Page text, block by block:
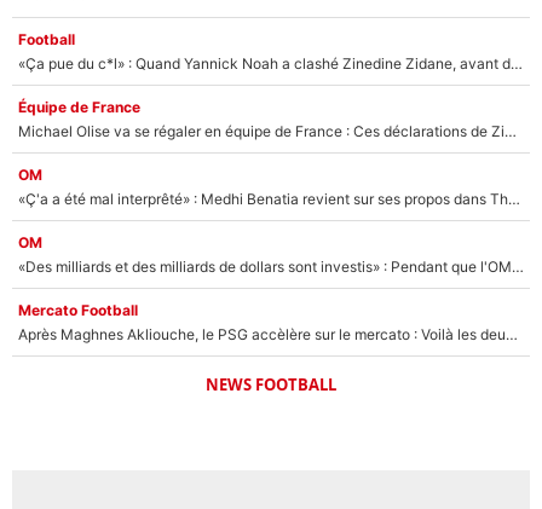
Football
«Ça pue du c*l» : Quand Yannick Noah a clashé Zinedine Zidane, avant de se faire recadrer par le nouveau sélectionneur de l'équipe de France !
Équipe de France
Michael Olise va se régaler en équipe de France : Ces déclarations de Zinedine Zidane qui prouvent qu'il va tout miser sur la star du Bayern Munich !
OM
«Ç'a a été mal interprêté» : Medhi Benatia revient sur ses propos dans The Bridge et précise ses conditions pour rejoindre le PSG !
OM
«Des milliards et des milliards de dollars sont investis» : Pendant que l'OM est en pleine crise financière, Frank McCourt lance un nouveau projet à 260M€ !
Mercato Football
Après Maghnes Akliouche, le PSG accèlère sur le mercato : Voilà les deux nouvelles recrues qui vont signer la semaine prochaine ?
NEWS FOOTBALL